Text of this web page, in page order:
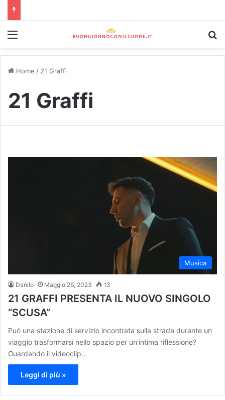
Home / 21 Graffi
21 Graffi
Musica
Danilo Maggio 26, 2023 13
21 GRAFFI PRESENTA IL NUOVO SINGOLO
“SCUSA”
Può una stazione di servizio incontrata sulla strada durante un
viaggio trasformarsi nello spazio per un’intima riflessione?
Guardando il videoclip…
Leggi di più »